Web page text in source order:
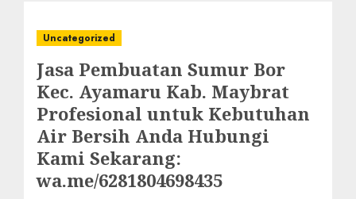
Uncategorized
Jasa Pembuatan Sumur Bor
Kec. Ayamaru Kab. Maybrat
Profesional untuk Kebutuhan
Air Bersih Anda Hubungi
Kami Sekarang:
wa.me/6281804698435